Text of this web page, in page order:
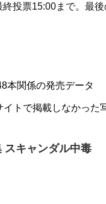
終投票15:00まで。最
本関係の発売データ
イトで掲載しなかった
スキャンダル中毒